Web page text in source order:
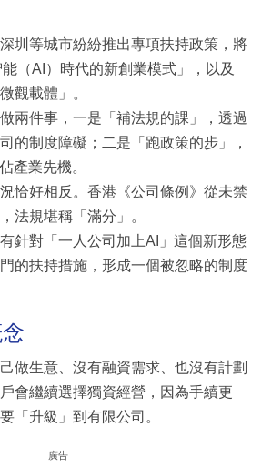
圳等城市紛紛推出專項扶持政策，將
（AI）時代的新創業模式」，以及
觀載體」。
兩件事，一是「補法規的課」，透過
的制度障礙；二是「跑政策的步」，
產業先機。
恰好相反。香港《公司條例》從未禁
法規堪稱「滿分」。
針對「一人公司加上AI」這個新形態
的扶持措施，形成一個被忽略的制度
做生意、沒有融資需求、也沒有計劃
會繼續選擇獨資經營，因為手續更
「升級」到有限公司。
廣告